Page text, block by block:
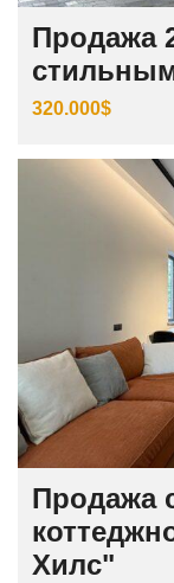
Продажа
320.000$
Продажа
Хилс"